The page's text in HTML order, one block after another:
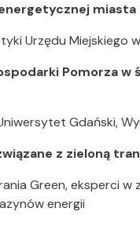
miasta
Urzędu Miejskiego
Pomorza w
Gdański,
z zieloną
Green, eksperci
energii